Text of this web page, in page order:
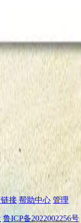
接 帮助中心 管理
鲁ICP备2022002256号